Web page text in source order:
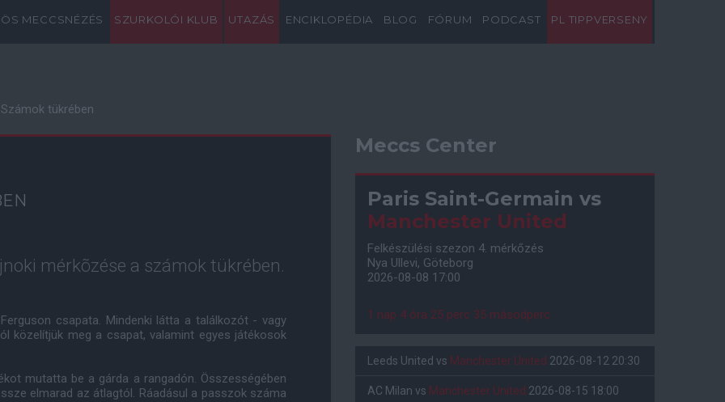
MECCSNÉZÉS SZURKOLÓI KLUB UTAZÁS ENCIKLOPÉDIA BLOG FÓRUM PODCAST PL TIPPVERSENY
tükrében
mérkõzése a számok tükrében.
csapata. Mindenki látta a találkozót - vagy
meg a csapat, valamint egyes játékosok
mutatta be a gárda a rangadón. Összességében
elmarad az átlagtól. Ráadásul a passzok száma
Meccs Center
Paris Saint-Germain vs
Manchester United
Felkészülési szezon 4. mérkőzés
Nya Ullevi, Göteborg
2026-08-08 17:00
1 nap 4 óra 25 perc 34 másodperc
Leeds United vs Manchester United 2026-08-12 20:30
AC Milan vs Manchester United 2026-08-15 18:00